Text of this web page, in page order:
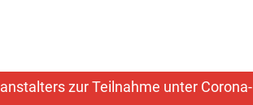
zur Teilnahme unter Corona-